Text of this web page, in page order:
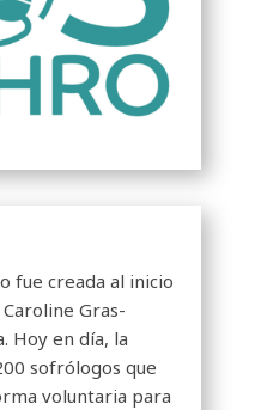
fue creada al inicio
Gras-
Hoy en día, la
sofrólogos que
voluntaria para